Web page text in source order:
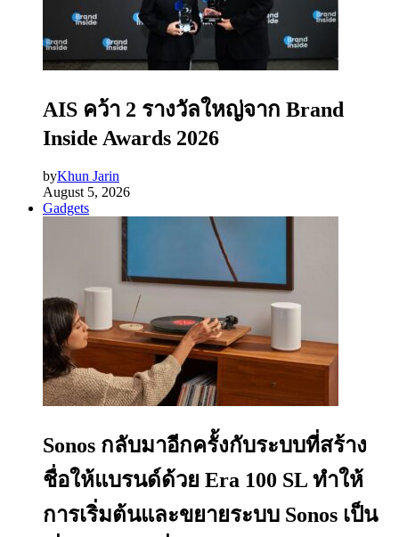
AIS คว้า 2 รางวัลใหญ่จาก Brand
Inside Awards 2026
byKhun Jarin
August 5, 2026
Gadgets
Sonos กลับมาอีกครั้งกับระบบที่สร้าง
ชื่อให้แบรนด์ด้วย Era 100 SL ทำให้
การเริ่มต้นและขยายระบบ Sonos เป็น